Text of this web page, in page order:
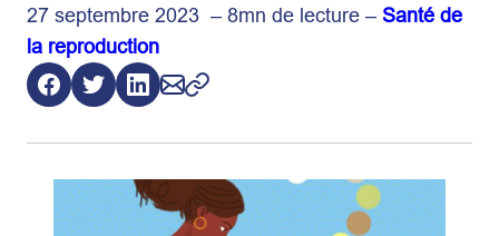
27 septembre 2023 – 8mn de lecture – Santé de
la reproduction